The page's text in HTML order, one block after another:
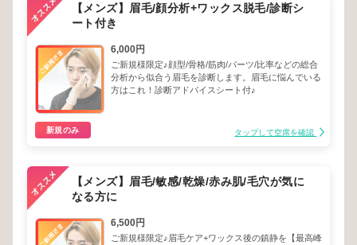
【メンズ】眉毛/顔分析+ワックス脱毛/診断シ
ート付き
6,000円
ご新規様限定♪顔型/骨格/筋肉/パーツ/比率などの総合
分析から似合う眉毛を診断します。眉毛に悩んでいる
方はこれ！診断アドバイスシート付♪
新規のみ タップして空席を確認
【メンズ】眉毛/敏感/乾燥/赤み肌/毛穴が気に
なる方に
6,500円
ご新規様限定♪眉毛ケア+ワックス後の鎮静を【最高峰